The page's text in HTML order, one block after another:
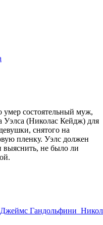
умер состоятельный муж,
Уэлса (Николас Кейдж) для
снятого на
пленку. Уэлс должен
выяснить, не было ли
Джеймс Гандольфини